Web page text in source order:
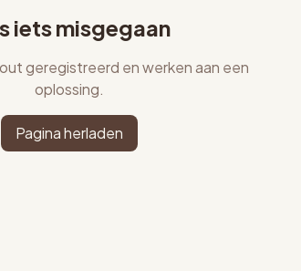
iets misgegaan
geregistreerd en werken aan een
oplossing.
Pagina herladen